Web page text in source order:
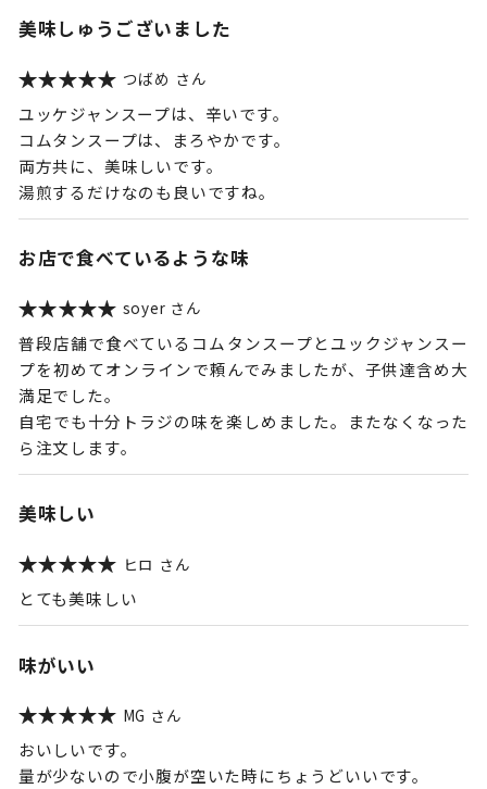
美味しゅうございました
つばめ
ユッケジャンスープは、辛いです。
コムタンスープは、まろやかです。
両方共に、美味しいです。
湯煎するだけなのも良いですね。
お店で食べているような味
soyer
普段店舗で食べているコムタンスープとユックジャンスー
プを初めてオンラインで頼んでみましたが、子供達含め大
満足でした。
自宅でも十分トラジの味を楽しめました。またなくなった
ら注文します。
美味しい
ヒロ
とても美味しい
味がいい
MG
おいしいです。
量が少ないので小腹が空いた時にちょうどいいです。